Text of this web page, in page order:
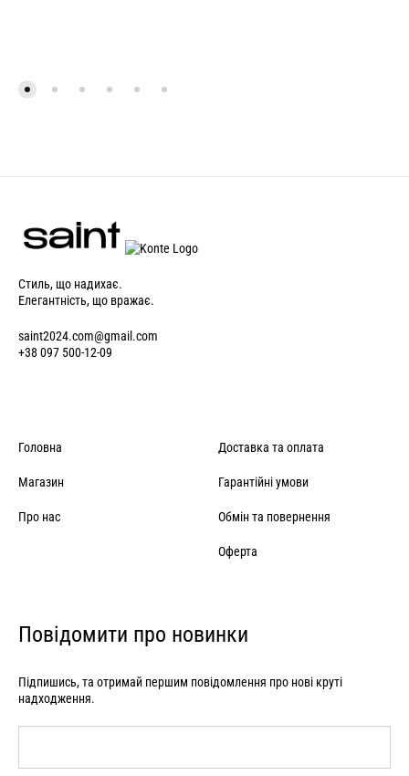
Стиль, що надихає.
Елегантність, що вражає.
saint2024.com@gmail.com
+38 097 500-12-09
Головна
Магазин
Про нас
Доставка та оплата
Гарантійні умови
Обмін та повернення
Оферта
Повідомити про новинки
Підпишись, та отримай першим повідомлення про нові круті
надходження.